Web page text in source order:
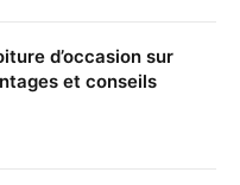
d’occasion sur
et conseils